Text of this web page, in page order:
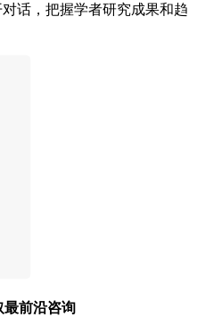
话，把握学者研究成果和趋
最前沿咨询